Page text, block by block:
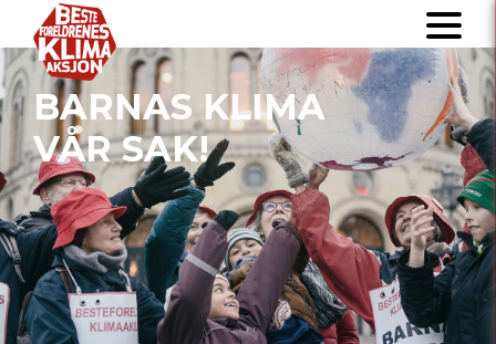
BARNAS KLIMA
VÅR SAK!